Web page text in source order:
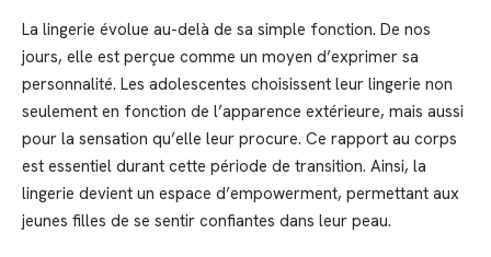
La lingerie évolue au-delà de sa simple fonction. De nos
jours, elle est perçue comme un moyen d’exprimer sa
personnalité. Les adolescentes choisissent leur lingerie non
seulement en fonction de l’apparence extérieure, mais aussi
pour la sensation qu’elle leur procure. Ce rapport au corps
est essentiel durant cette période de transition. Ainsi, la
lingerie devient un espace d’empowerment, permettant aux
jeunes filles de se sentir confiantes dans leur peau.